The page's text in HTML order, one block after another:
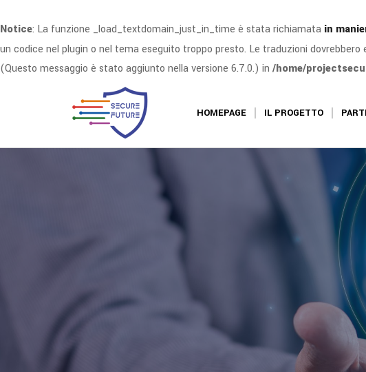
Notice: La funzione _load_textdomain_just_in_time è stata richiamata in
un codice nel plugin o nel tema eseguito troppo presto. Le traduzioni
(Questo messaggio è stato aggiunto nella versione 6.7.0.) in /home/
HOMEPAGE IL PROGETTO